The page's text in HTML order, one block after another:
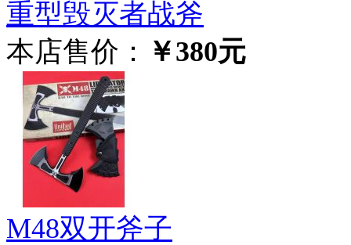
重型毁灭者战斧
本店售价： ￥380元
M48双开斧子